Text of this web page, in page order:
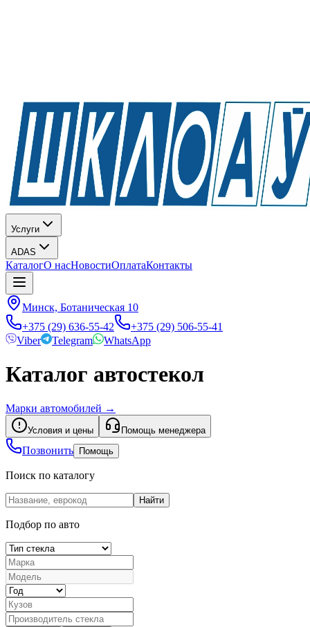
Услуги
ADAS
КаталогО насНовостиОплатаКонтакты
Минск, Ботаническая 10
+375 (29) 636-55-42
+375 (29) 506-55-41
Viber
Telegram WhatsApp
Каталог автостекол
Марки автомобилей →
Условия и цены Помощь менеджера
Позвонить Помощь
Поиск по каталогу
Найти
Подбор по авто